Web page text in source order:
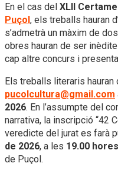
En el cas del XLII
Puçol, els treballs hauran
s’admetrà un màxim de
obres hauran de ser
cap altre concurs i
Els treballs literaris hauran
pucolcultura@gmail.com
2026. En l’assumpte del
narrativa, la inscripció “42
veredicte del jurat es farà
de 2026, a les 19.00 hores
de Puçol.